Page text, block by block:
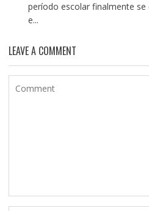
período escolar finalmente
e...
LEAVE A COMMENT